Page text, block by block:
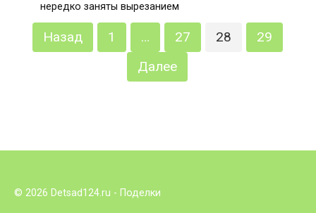
нередко заняты вырезанием
ПагинацияНазад 1 … 27 28
29
Далее
© 2026 Detsad124.ru - Поделки